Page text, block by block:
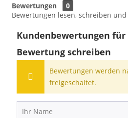
Bewertungen
0
Bewertungen lesen, schreiben
Kundenbewertungen für
Bewertung schreiben
Bewertungen werden
freigeschaltet.